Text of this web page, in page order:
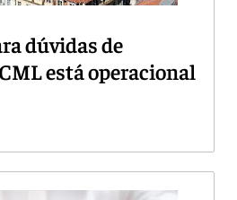
dúvidas de
está operacional